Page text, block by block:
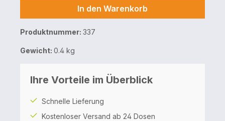
In den Warenkorb
Produktnummer: 337
Gewicht: 0.4 kg
Ihre Vorteile im Überblick
Schnelle Lieferung
Kostenloser Versand ab 24 Dosen